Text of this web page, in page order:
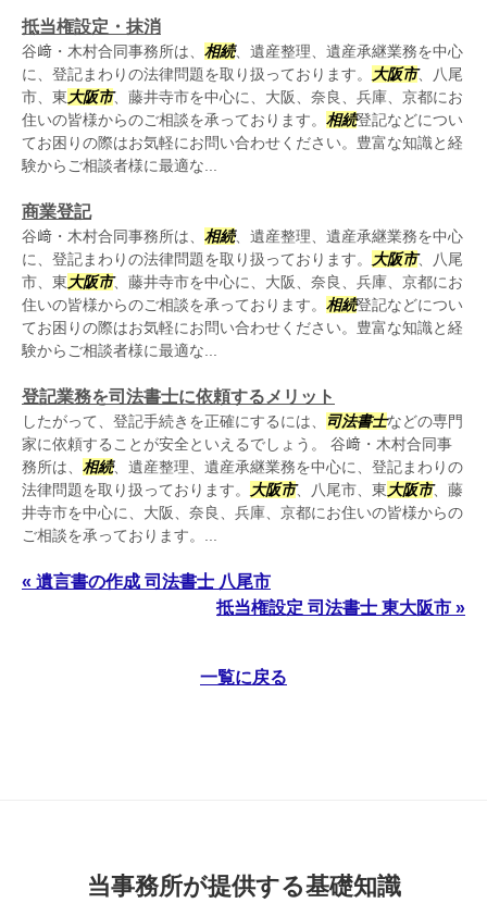
抵当権設定・抹消
谷﨑・木村合同事務所は、 相続、遺産整理、遺産承継業務を中心
に、登記まわりの法律問題を取り扱っております。
大阪市、八尾
市、東大阪市、藤井寺市を中心に、大阪、奈良、兵庫、京都にお
住いの皆様からのご相談を承っております。 相続登記などについ
てお困りの際はお気軽にお問い合わせください。豊富な知識と経
験からご相談者様に最適な...
商業登記
谷﨑・木村合同事務所は、 相続、遺産整理、遺産承継業務を中心
に、登記まわりの法律問題を取り扱っております。
大阪市、八尾
市、東大阪市、藤井寺市を中心に、大阪、奈良、兵庫、京都にお
住いの皆様からのご相談を承っております。 相続登記などについ
てお困りの際はお気軽にお問い合わせください。豊富な知識と経
験からご相談者様に最適な...
登記業務を司法書士に依頼するメリット
したがって、登記手続きを正確にするには、 司法書士などの専門
家に依頼することが安全といえるでしょう。 谷﨑・木村合同事
務所は、 相続、遺産整理、遺産承継業務を中心に、登記まわりの
法律問題を取り扱っております。
大阪市、八尾市、東大阪市、藤
井寺市を中心に、大阪、奈良、兵庫、京都にお住いの皆様からの
ご相談を承っております。...
« 遺言書の作成 司法書士 八尾市
抵当権設定 司法書士 東大阪市 »
一覧に戻る
当事務所が提供する基礎知識